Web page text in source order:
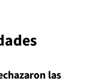
las